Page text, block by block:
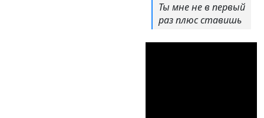
Ты мне не в первый
раз плюс ставишь